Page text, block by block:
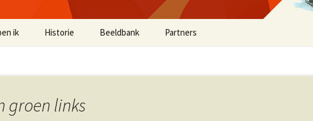
ik Historie Beeldbank Partners
groen links